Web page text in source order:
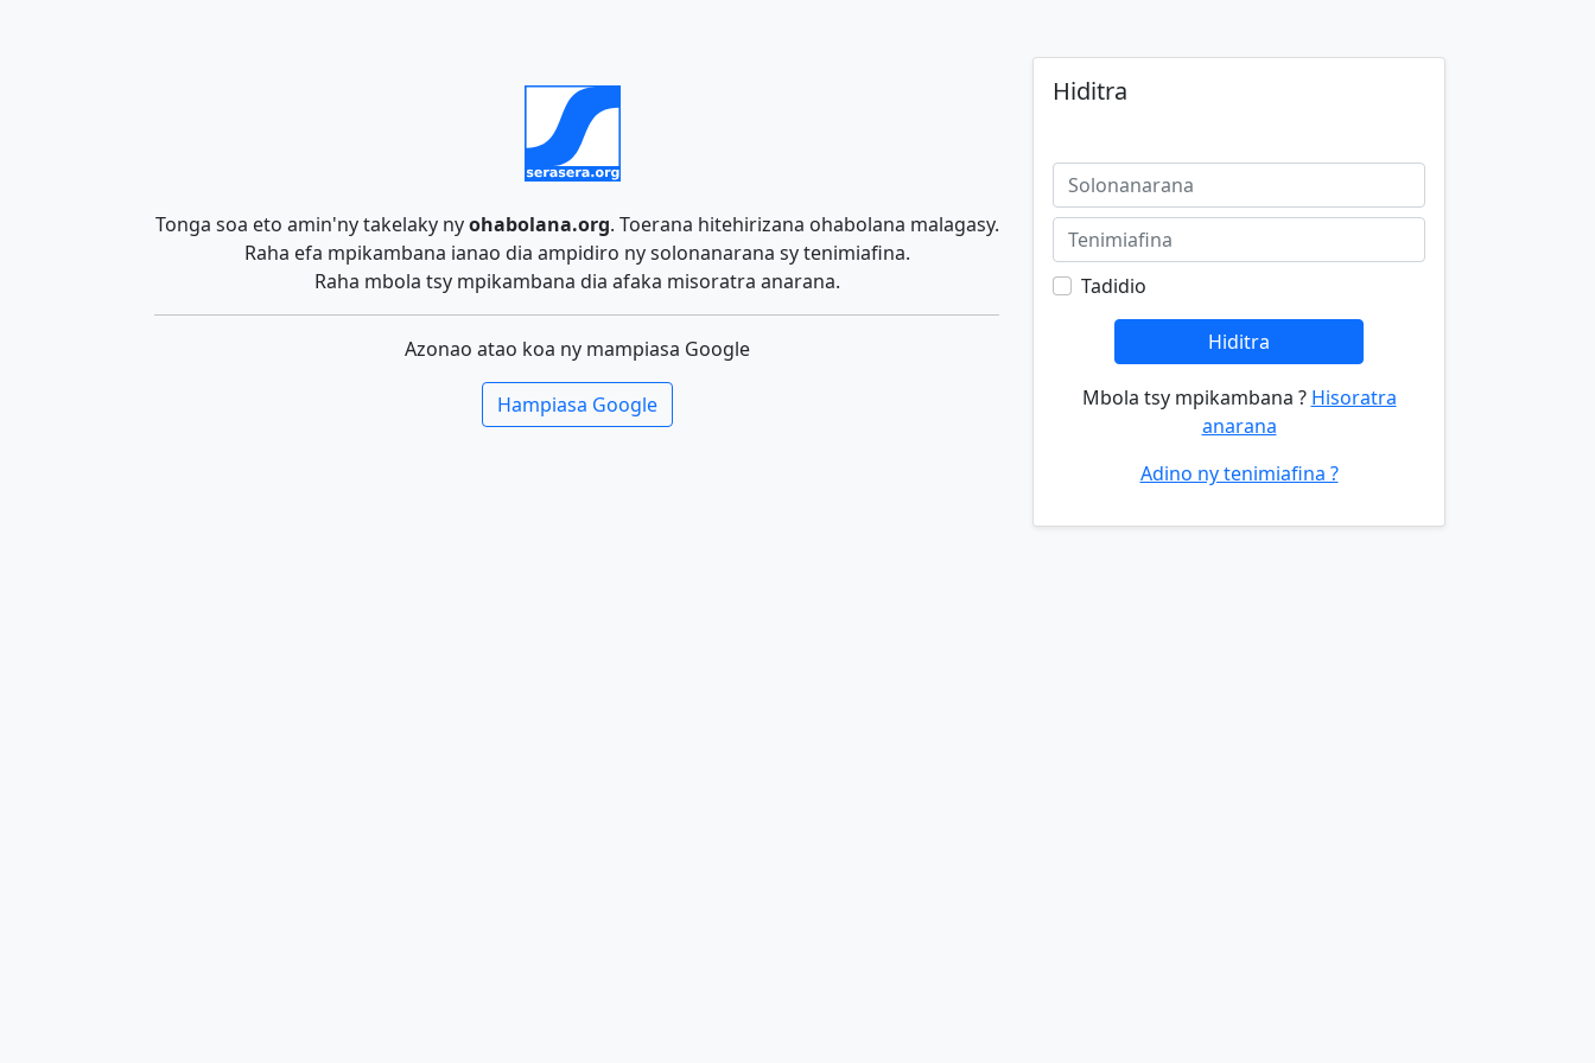
Tonga soa eto amin'ny takelaky nyohabolana.org. Toerana hitehirizana ohabolana malagasy.
Raha efa mpikambana ianao dia ampidiro ny solonanarana sy tenimiafina.
Raha mbola tsy mpikambana dia afaka misoratra anarana.
Azonao atao koa ny mampiasa Google
Hampiasa Google
Hiditra
Tadidio
Hiditra
Mbola tsy mpikambana ? Hisoratra
anarana
Adino ny tenimiafina ?